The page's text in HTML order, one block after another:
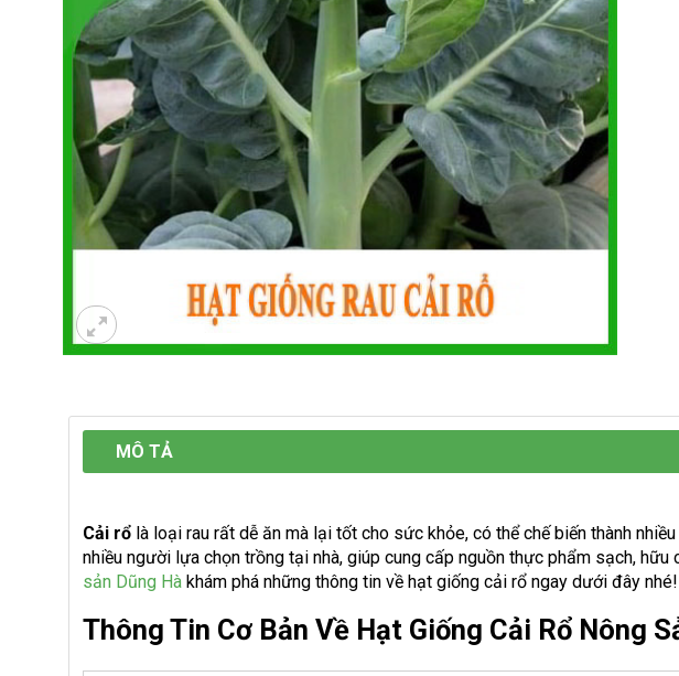
MÔ TẢ
Cải rổ là loại rau rất dễ ăn mà lại tốt cho sức khỏe, có thể chế biến thành
nhiều người lựa chọn trồng tại nhà, giúp cung cấp nguồn thực phẩm sạch, hữu
sản Dũng Hà khám phá những thông tin về hạt giống cải rổ ngay dưới đây nhé!
Thông Tin Cơ Bản Về Hạt Giống Cải Rổ Nông